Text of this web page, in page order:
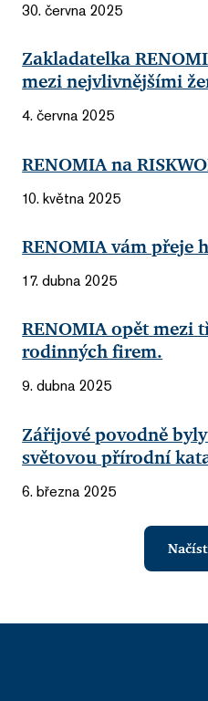
30. června 2025
Zakladatelka
mezi nejvlivnějšími
4. června 2025
RENOMIA na
10. května 2025
RENOMIA vám přeje
17. dubna 2025
RENOMIA opět mezi
rodinných firem.
9. dubna 2025
Zářijové povodně
světovou přírodní
6. března 2025